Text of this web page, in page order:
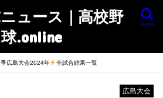
ュース｜高校野
球.online
search
季広島大会2024年 全試合結果一覧
広島大会